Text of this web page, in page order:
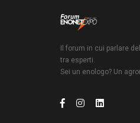
Il forum in cui parlare
tra esperti.
Sei un enologo? Un